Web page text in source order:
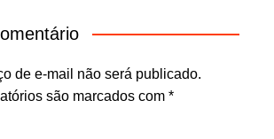
de e-mail não será publicado.
são marcados com *